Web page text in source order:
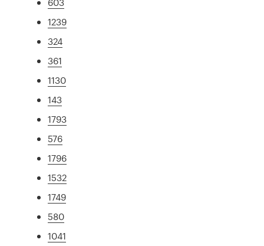
1239
324
361
1130
143
1793
576
1796
1532
1749
580
1041